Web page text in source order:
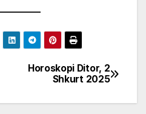
Horoskopi Ditor, 2
Shkurt 2025